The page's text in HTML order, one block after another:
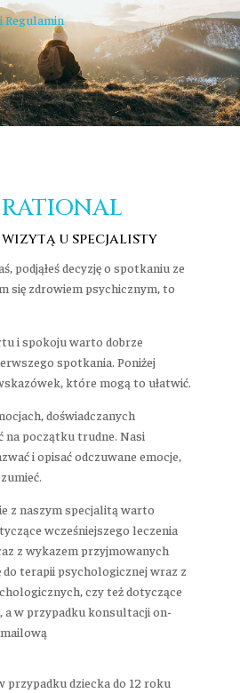
Regulamin
wizytą u specjalisty
podjąłeś decyzję o spotkaniu ze
się zdrowiem psychicznym, to
i spokoju warto dobrze
spotkania. Poniżej
które mogą to ułatwić.
doświadczanych
na początku trudne. Nasi
i opisać odczuwane emocje,
z naszym specjalitą warto
wcześniejszego leczenia
z wykazem przyjmowanych
do terapii psychologicznej wraz z
czy też dotyczące
a w przypadku konsultacji on-
przypadku dziecka do 12 roku